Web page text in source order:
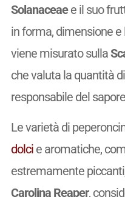
Solanaceaee il suo
in forma, dimensione
viene misurato sulla
che valuta la quantità di
responsabile del
Le varietà di
dolcie aromatiche,
estremamente
Carolina Reaper,